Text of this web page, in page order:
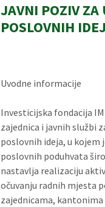
JAVNI POZIV ZA
POSLOVNIH
Uvodne informacije
Investicijska fondacija
zajednica i javnih službi
poslovnih ideja, u kojem
poslovnih poduhvata
nastavlja realizaciju
očuvanju radnih mjesta
zajednicama, kantonima